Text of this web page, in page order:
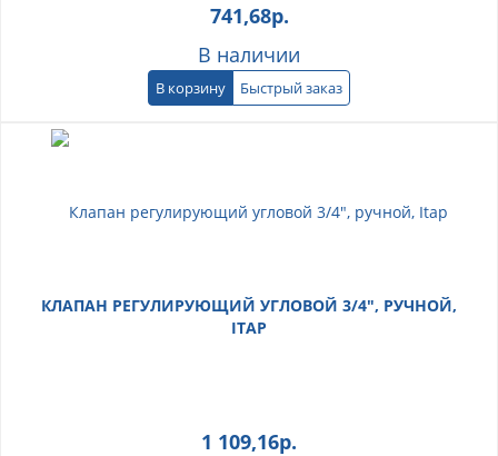
741,68р.
В наличии
В корзину Быстрый заказ
КЛАПАН РЕГУЛИРУЮЩИЙ УГЛОВОЙ 3/4", РУЧНОЙ,
ITAP
1 109,16р.